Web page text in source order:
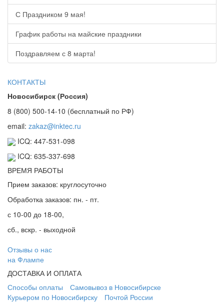
С Праздником 9 мая!
График работы на майские праздники
Поздравляем с 8 марта!
КОНТАКТЫ
Новосибирск (Россия)
8 (800) 500-14-10 (бесплатный по РФ)
email: zakaz@inktec.ru
ICQ: 447-531-098
ICQ: 635-337-698
ВРЕМЯ РАБОТЫ
Прием заказов: круглосуточно
Обработка заказов: пн. - пт.
с 10-00 до 18-00,
сб., вскр. - выходной
Отзывы о нас
на Флампе
ДОСТАВКА И ОПЛАТА
Способы оплаты
Самовывоз в Новосибирске
Курьером по Новосибирску
Почтой России